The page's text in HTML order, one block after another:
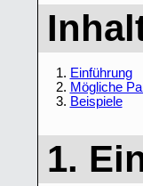
1. Einführung
2. Mögliche
3. Beispiele
1.